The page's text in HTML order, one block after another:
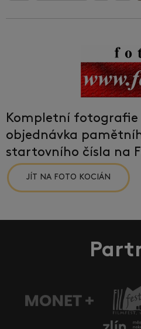
Kompletní fotografie
objednávka
startovního čísla na
JÍT NA FOTO KOCIÁN